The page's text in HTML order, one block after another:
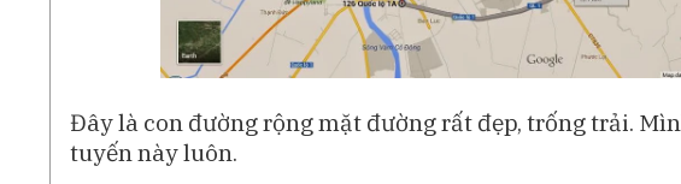
Đây là con đường rộng mặt đường rất đẹp, trống trải.
tuyến này luôn.